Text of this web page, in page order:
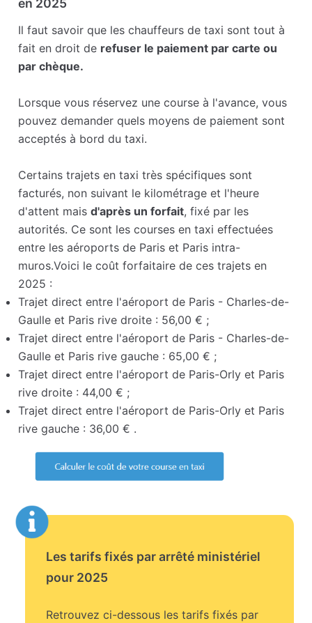
en 2025
Il faut savoir que les chauffeurs de taxi sont tout à
fait en droit de refuser le paiement par carte ou
par chèque.
Lorsque vous réservez une course à l'avance, vous
pouvez demander quels moyens de paiement sont
acceptés à bord du taxi.
Certains trajets en taxi très spécifiques sont
facturés, non suivant le kilométrage et l'heure
d'attent maisd'après un forfait, fixé par les
autorités. Ce sont les courses en taxi effectuées
entre les aéroports de Paris et Paris intra-
muros.Voici le coût forfaitaire de ces trajets en
2025 :
Trajet direct entre l'aéroport de Paris - Charles-de-
Gaulle et Paris rive droite : 56,00 € ;
Trajet direct entre l'aéroport de Paris - Charles-de-
Gaulle et Paris rive gauche : 65,00 € ;
Trajet direct entre l'aéroport de Paris-Orly et Paris
rive droite : 44,00 € ;
Trajet direct entre l'aéroport de Paris-Orly et Paris
rive gauche : 36,00 € .
Les tarifs fixés par arrêté ministériel
pour 2025
Retrouvez ci-dessous les tarifs fixés par